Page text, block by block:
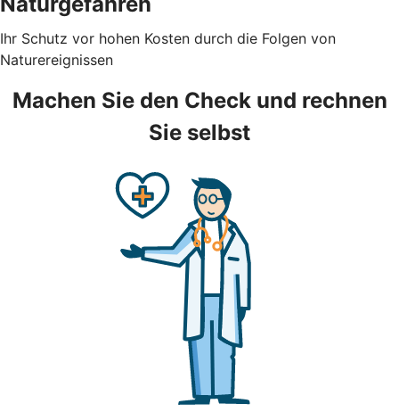
Ihr Schutz vor hohen Kosten durch die Folgen von
Naturereignissen
Machen Sie den Check und rechnen
Sie selbst